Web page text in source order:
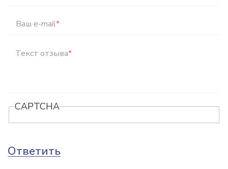
Ваш e-mail*
Текст отзыва*
CAPTCHA
Ответить